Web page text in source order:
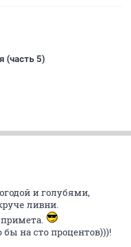
(часть 5)
и голубями,
ливни.
на сто процентов)))!